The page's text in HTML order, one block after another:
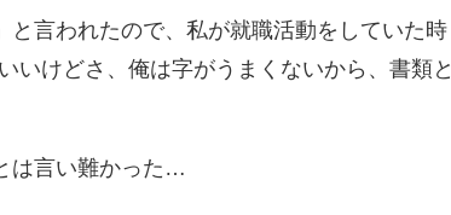
言われたので、私が就職活動をしていた時
いけどさ、俺は字がうまくないから、書類と
は言い難かった…